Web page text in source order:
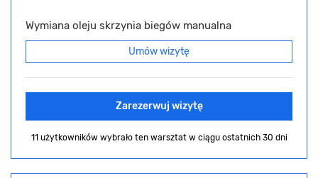
Wymiana oleju skrzynia biegów manualna
Umów wizytę
Zarezerwuj wizytę
11 użytkowników wybrało ten warsztat w ciągu ostatnich 30 dni